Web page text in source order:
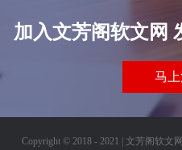
加入文芳阁软文网
马
Copyright © 2018 - 2021 | 文芳阁软文